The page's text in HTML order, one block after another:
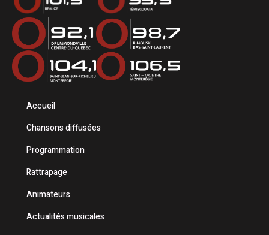
Accueil
Chansons diffusées
Programmation
Rattrapage
Animateurs
Actualités musicales